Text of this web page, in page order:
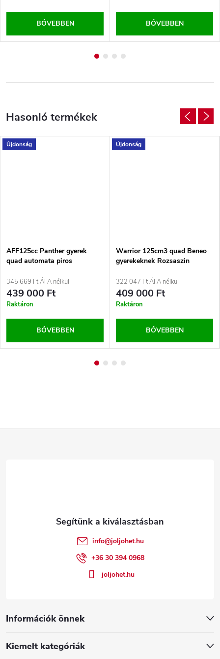
BŐVEBBEN BŐVEBBEN
Újdonság
AFF125cc Panther gyerek
quad automata piros
345 669 Ft ÁFA nélkül
439 000 Ft
Raktáron
BŐVEBBEN
Újdonság
Warrior 125cm3 quad Beneo
gyerekeknek Rozsaszin
322 047 Ft ÁFA nélkül
409 000 Ft
Raktáron
BŐVEBBEN
Információk önnek
Kiemelt kategóriák
info@joljohet.hu
+36 30 394 0968
joljohet.hu